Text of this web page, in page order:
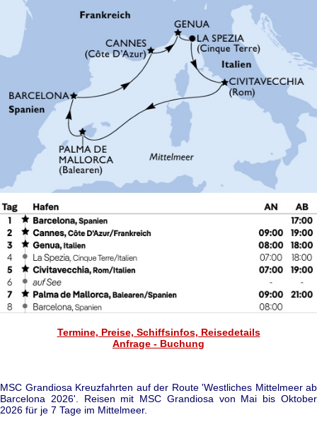
Termine, Preise, Schiffsinfos, Reisedetails
Anfrage - Buchung
MSC Grandiosa Kreuzfahrten auf der Route 'Westliches Mittelmeer ab
Barcelona 2026'. Reisen mit MSC Grandiosa von Mai bis Oktober
2026 für je 7 Tage im Mittelmeer.